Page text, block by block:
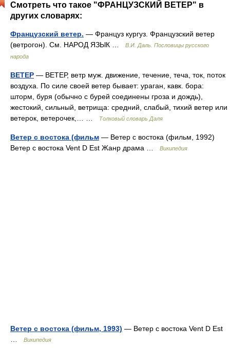
Смотреть что такое "ФРАНЦУЗСКИЙ ВЕТЕР" в
других словарях:
Французский ветер. — Француз кургуз. Французский ветер
(ветрогон). См. НАРОД ЯЗЫК …
В.И. Даль. Пословицы русского
народа
ВЕТЕР — ВЕТЕР, ветр муж. движение, течение, теча, ток, поток
воздуха. По силе своей ветер бывает: ураган, кавк. бора:
шторм, буря (обычно с бурей соединены гроза и дождь),
жестокий, сильный, ветрища: средний, слабый, тихий ветер или
ветерок, ветерочек,… …
Толковый словарь Даля
Ветер с востока (фильм — Ветер с востока (фильм, 1992)
Ветер с востока Vent D Est Жанр драма …
Википедия
Ветер с востока (фильм, 1993) — Ветер с востока Vent D Est
Википедия